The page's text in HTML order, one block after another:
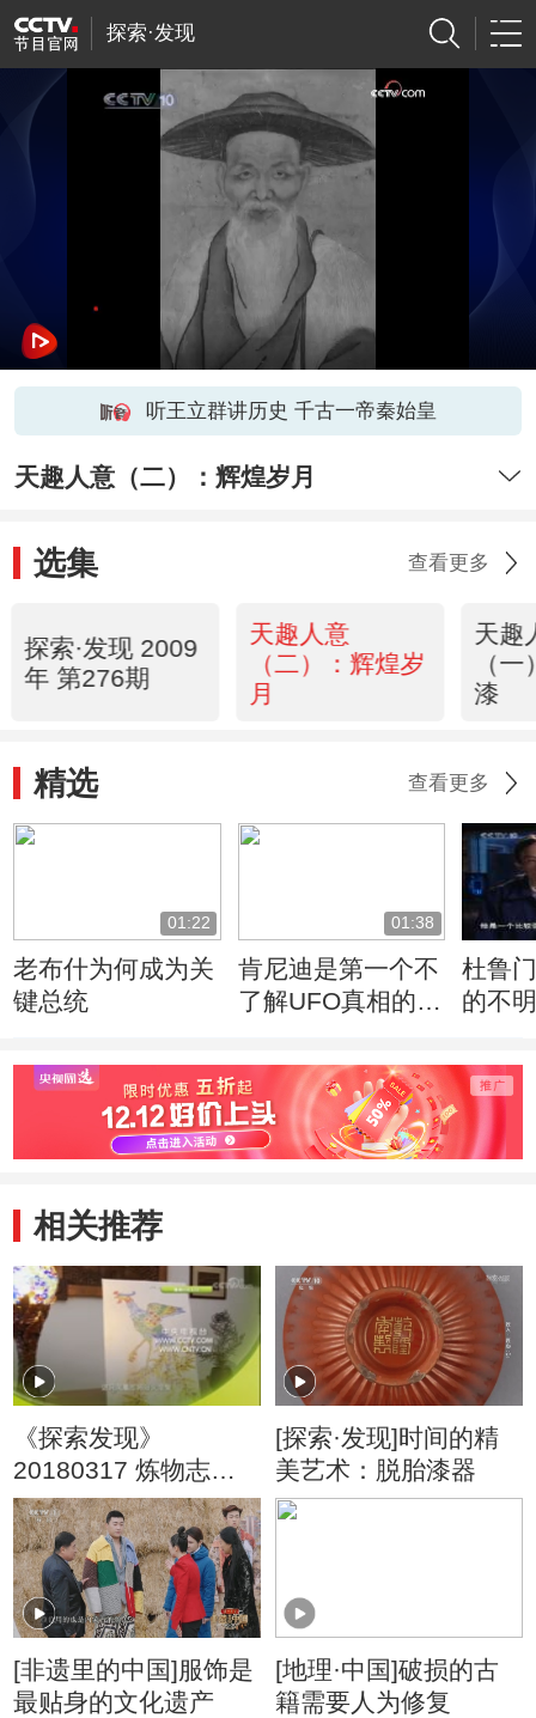
探索·发现
听王立群讲历史 千古一帝秦始皇
天趣人意（二）：辉煌岁月
选集 查看更多
探索·发现 2009
年 第276期
天趣人意
（二）：辉煌岁
月
天趣
（
漆
精选 查看更多
01:22
老布什为何成为关
键总统
01:38
肯尼迪是第一个不
了解UFO真相的总
杜鲁
的不
相关推荐
《探索发现》
20180317 炼物志
——金属的故事
（一）
[探索·发现]时间的精
美艺术：脱胎漆器
[非遗里的中国]服饰是
最贴身的文化遗产
[地理·中国]破损的古
籍需要人为修复